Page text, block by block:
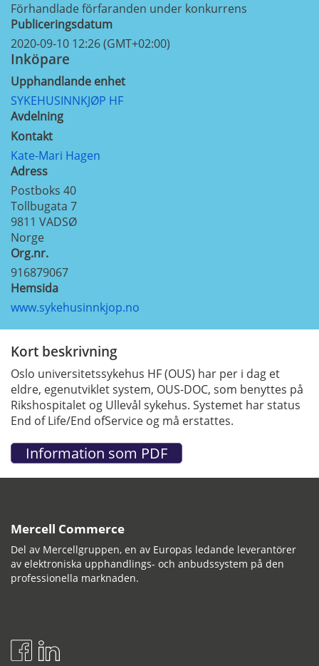
Förhandlade förfaranden under konkurrens
Publiceringsdatum
2020-09-10 12:26 (GMT+02:00)
Inköpare
Upphandlande enhet
SYKEHUSINNKJØP HF
Avdelning
Kontakt
Kate-Mari Hagen
Adress
Postboks 40
Tollbugata 7
9811 VADSØ
Norge
Org.nr.
916879067
Hemsida
www.sykehusinnkjop.no
Kort beskrivning
Oslo universitetssykehus HF (OUS) har per i dag et
eldre, egenutviklet system, OUS-DOC, som benyttes på
Rikshospitalet og Ullevål sykehus. Systemet har status
End of Life/End ofService og må erstattes.
Mercell Commerce
Del av Mercellgruppen, en av Europas ledande leverantörer
av elektroniska upphandlings- och anbudssystem på den
professionella marknaden.